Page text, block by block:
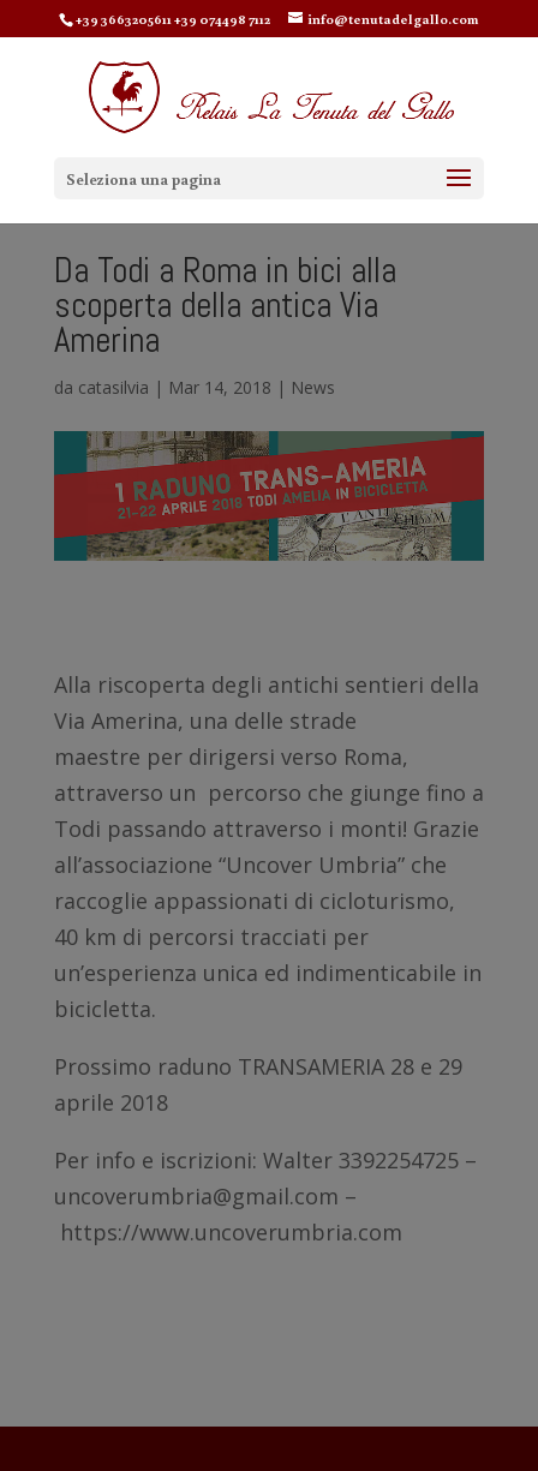
+39 3663205611 +39 074498 7112 info@tenutadelgallo.com
Seleziona una pagina
Da Todi a Roma in bici alla
scoperta della antica Via
Amerina
da catasilvia | Mar 14, 2018 | News
Alla riscoperta degli antichi sentieri della
Via Amerina, una delle strade
maestre per dirigersi verso Roma,
attraverso un percorso che giunge fino a
Todi passando attraverso i monti! Grazie
all’associazione “Uncover Umbria” che
raccoglie appassionati di cicloturismo,
40 km di percorsi tracciati per
un’esperienza unica ed indimenticabile in
bicicletta.
Prossimo raduno TRANSAMERIA 28 e 29
aprile 2018
Per info e iscrizioni: Walter 3392254725 –
uncoverumbria@gmail.com –
https://www.uncoverumbria.com